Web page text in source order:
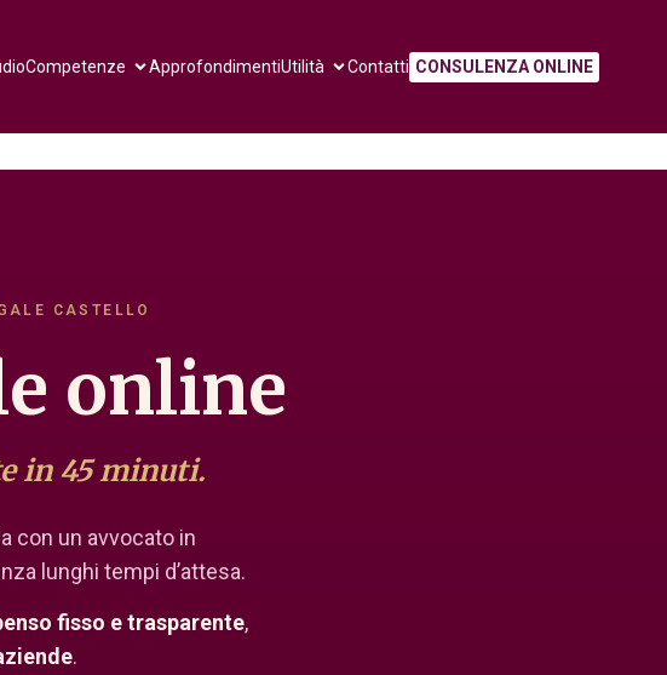
Competenze ApprofondimentiUtilità Contatti CONSULENZA ONLINE
CASTELLO
online
in 45 minuti.
con un avvocato in
lunghi tempi d’attesa.
fisso e trasparente,
.